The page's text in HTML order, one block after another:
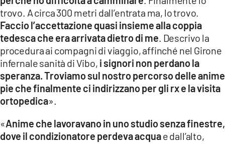
trovo. A circa 300 metri dall’entrata ma, lo trovo.
Faccio l’accettazione quasi insieme alla coppia
tedesca che era arrivata dietro di me . Descrivo la
procedura ai compagni di viaggio, affinché nel Girone
infernale sanità di Vibo, i signori non perdano la
speranza. Troviamo sul nostro percorso delle anime
pie che finalmente ci indirizzano per gli rx e la visita
ortopedica».
«Anime che lavoravano in uno studio senza finestre,
dove il condizionatore perdeva acquae dall’alto,